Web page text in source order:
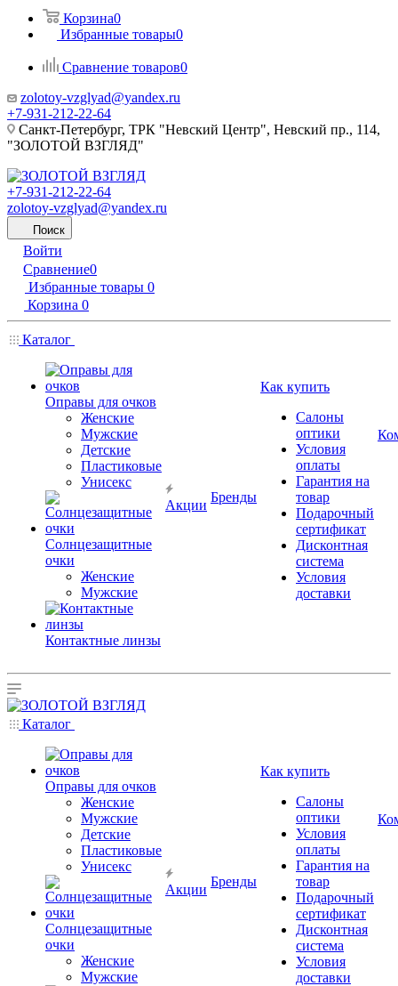
Корзина0
Избранные товары0
Сравнение товаров0
zolotoy-vzglyad@yandex.ru
+7-931-212-22-64
Санкт-Петербург, ТРК "Невский Центр", Невский пр., 114,
"ЗОЛОТОЙ ВЗГЛЯД"
+7-931-212-22-64
zolotoy-vzglyad@yandex.ru
Поиск
Войти
Сравнение0
Избранные товары 0
Корзина 0
Каталог
Оправы для очков
Женские
Мужские
Детские
Пластиковые
Унисекс
Солнцезащитные
очки
Женские
Мужские
Контактные линзы
Акции
Бренды
Как купить
Салоны
оптики
Условия
оплаты
Гарантия на
товар
Подарочный
сертификат
Дисконтная
система
Условия
доставки
Каталог
Оправы для очков
Женские
Мужские
Детские
Пластиковые
Унисекс
Солнцезащитные
очки
Женские
Мужские
Акции
Бренды
Как купить
Салоны
оптики
Условия
оплаты
Гарантия на
товар
Подарочный
сертификат
Дисконтная
система
Условия
доставки